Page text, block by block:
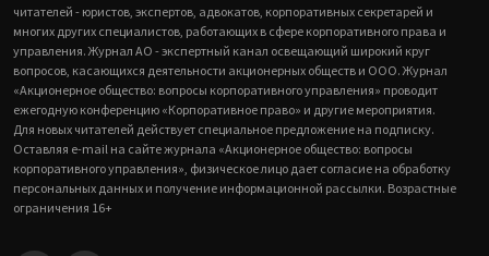
читателей - юристов, экспертов, адвокатов, корпоративных секретарей и
многих других специалистов, работающих в сфере корпоративного права и
управления. Журнал АО - экспертный канал освещающий широкий круг
вопросов, касающихся деятельности акционерных обществ и ООО. Журнал
«Акционерное общество: вопросы корпоративного управления» проводит
ежегодную конференцию «Корпоративное право» и другие мероприятия.
Для новых читателей действует специальное предложение на подписку.
Оставляя e-mail на сайте журнала «Акционерное общество: вопросы
корпоративного управления», физическое лицо дает согласие на обработку
персональных данных и получение информационной рассылки. Возрастные
ограничения 16+